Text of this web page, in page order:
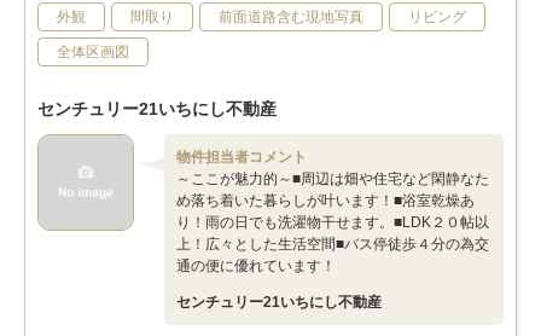
外観 間取り 前面道路含む現地写真 リビング
全体区画図
センチュリー21いちにし不動産
物件担当者コメント
～ここが魅力的～■周辺は畑や住宅など閑静なた
め落ち着いた暮らしが叶います！■浴室乾燥あ
り！雨の日でも洗濯物干せます。■LDK２０帖以
上！広々とした生活空間■バス停徒歩４分の為交
通の便に優れています！
センチュリー21いちにし不動産